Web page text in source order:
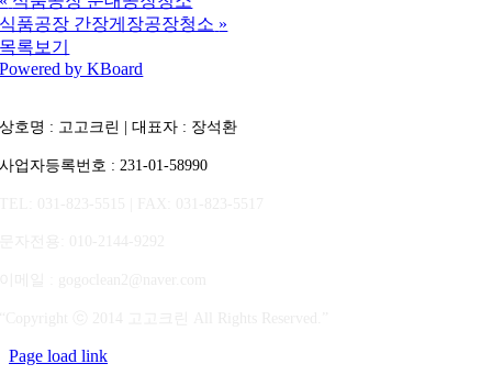
식품공장 간장게장공장청소 »
목록보기
Powered by KBoard
상호명 : 고고크린 | 대표자 : 장석환
사업자등록번호 : 231-01-58990
Page load link